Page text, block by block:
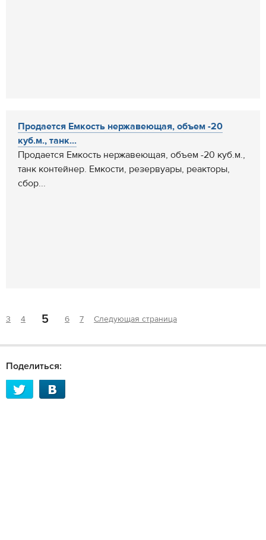
Продается Емкость нержавеющая, объем -20
куб.м., танк...
Продается Емкость нержавеющая, объем -20 куб.м.,
танк контейнер. Емкости, резервуары, реакторы,
сбор...
3 4 5 6 7 Следующая страница
Поделиться: